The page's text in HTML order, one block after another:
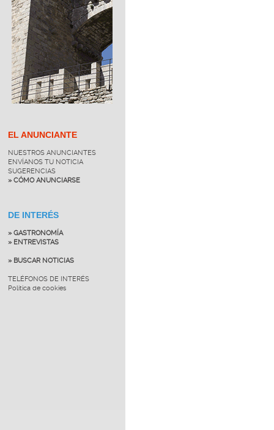
EL ANUNCIANTE
NUESTROS ANUNCIANTES
ENVÍANOS TU NOTICIA
SUGERENCIAS
» CÓMO ANUNCIARSE
DE INTERÉS
» GASTRONOMÍA
» ENTREVISTAS
» BUSCAR NOTICIAS
TELÉFONOS DE INTERÉS
Política de cookies